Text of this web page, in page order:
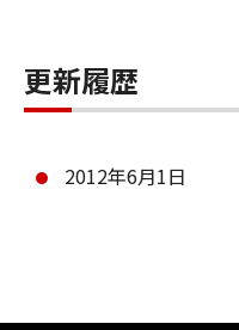
標登録等を除去
は出来ません。
アルを、甲の事
更新履歴
2012年6月1日